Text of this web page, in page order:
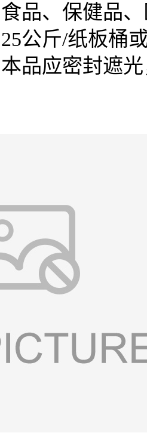
食品、保健品
25公斤/纸板桶
本品应密封遮